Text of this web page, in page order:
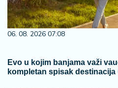
06. 08. 2026 07:08
Evo u kojim banjama važi
kompletan spisak destinacija